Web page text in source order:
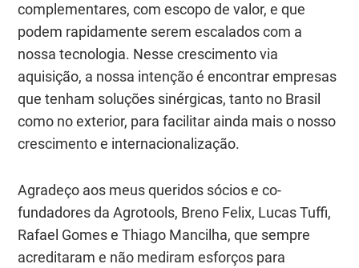
complementares, com escopo de valor, e que
podem rapidamente serem escalados com a
nossa tecnologia. Nesse crescimento via
aquisição, a nossa intenção é encontrar empresas
que tenham soluções sinérgicas, tanto no Brasil
como no exterior, para facilitar ainda mais o nosso
crescimento e internacionalização.
Agradeço aos meus queridos sócios e co-
fundadores da Agrotools, Breno Felix, Lucas Tuffi,
Rafael Gomes e Thiago Mancilha, que sempre
acreditaram e não mediram esforços para